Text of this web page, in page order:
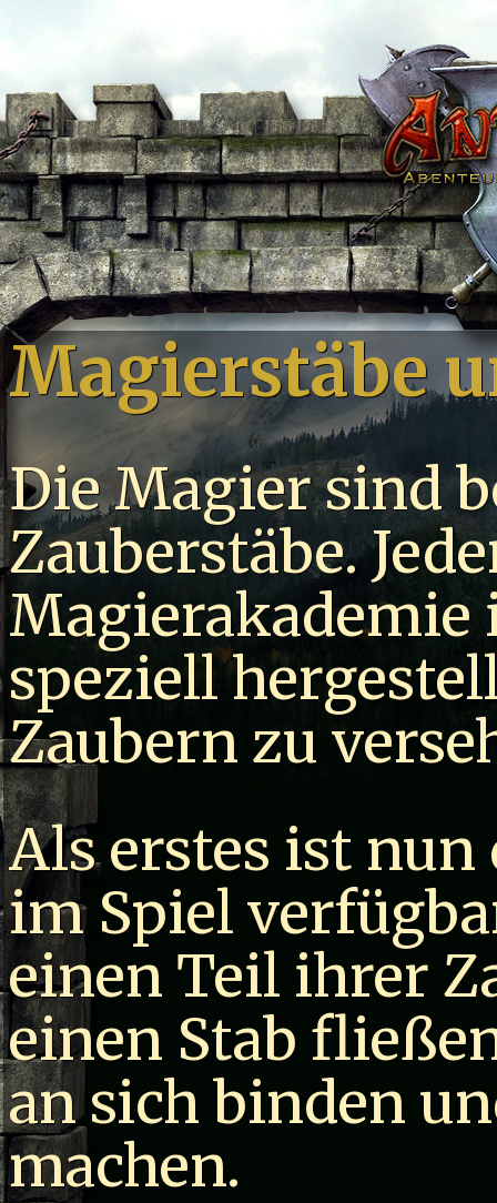
Magierstäbe
Die Magier sind
Zauberstäbe.
Magierakademie
speziell
Zaubern zu
Als erstes ist
im Spiel
einen Teil ihrer
einen Stab
an sich binden
machen.